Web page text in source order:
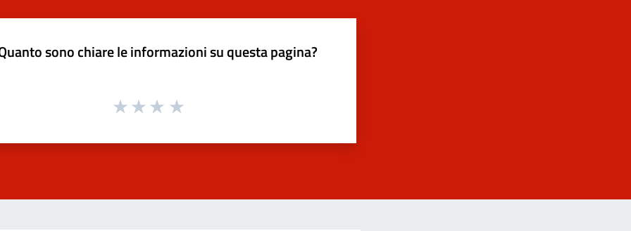
sono chiare le informazioni su questa pagina?